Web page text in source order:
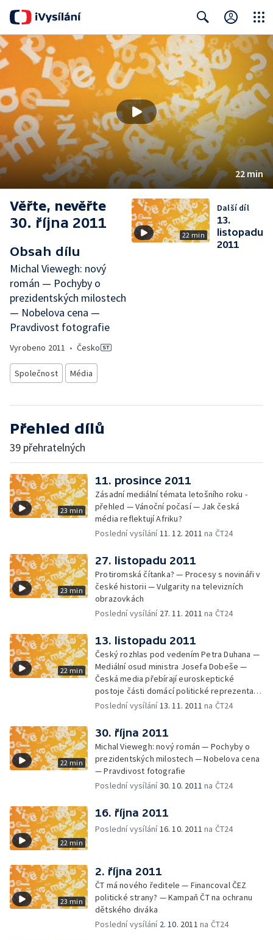
Search Close
22 min
Věřte, nevěřte
30. října 2011
Obsah dílu
Michal Viewegh: nový
román — Pochyby o
prezidentských milostech
— Nobelova cena —
Pravdivost fotografie
Vyrobeno 2011 • Česko
Společnost Média
22 min
Další díl
13.
listopadu
2011
Přehled dílů
39 přehratelných
23 min
11. prosince 2011
Zásadní mediální témata letošního roku -
přehled — Vánoční počasí — Jak česká
média reflektují Afriku?
Poslední vysílání11. 12. 2011 na ČT24
23 min
27. listopadu 2011
Protiromská čítanka? — Procesy s novináři v
české historii — Vulgarity na televizních
obrazovkách
Poslední vysílání 27. 11. 2011 na ČT24
22 min
13. listopadu 2011
Český rozhlas pod vedením Petra Duhana —
Mediální osud ministra Josefa Dobeše —
Česká media přebírají euroskeptické
postoje části domácí politické reprezentace
— Fotografie: co ukazovat a co ne
Poslední vysílání13. 11. 2011 na ČT24
22 min
30. října 2011
Michal Viewegh: nový román — Pochyby o
prezidentských milostech — Nobelova cena
— Pravdivost fotografie
Poslední vysílání30. 10. 2011 na ČT24
22 min
16. října 2011
Poslední vysílání16. 10. 2011 na ČT24
23 min
2. října 2011
ČT má nového ředitele — Financoval ČEZ
politické strany? — Kampaň ČT na ochranu
dětského diváka
Poslední vysílání 2. 10. 2011 na ČT24